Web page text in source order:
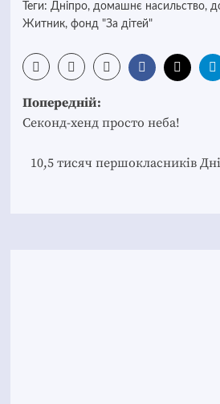
Теги: Дніпро, домашнє насильство,
Житник, фонд "За дітей"
Post
navigation
Попередній:
Секонд-хенд просто неба!
10,5 тисяч першокласників